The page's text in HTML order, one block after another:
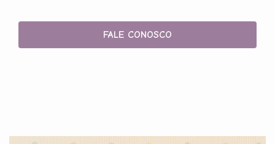
FALE CONOSCO